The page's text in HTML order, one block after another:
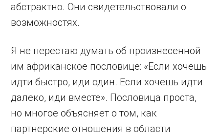
абстрактно. Они свидетельствовали о
возможностях.
Я не перестаю думать об произнесенной
им африканское пословице: «Если хочешь
идти быстро, иди один. Если хочешь идти
далеко, иди вместе». Пословица проста,
но многое объясняет о том, как
партнерские отношения в области